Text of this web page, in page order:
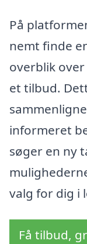
På
nemt finde
overblik
et tilbud.
informeret
søger en ny
valg for dig i
Få tilbud,